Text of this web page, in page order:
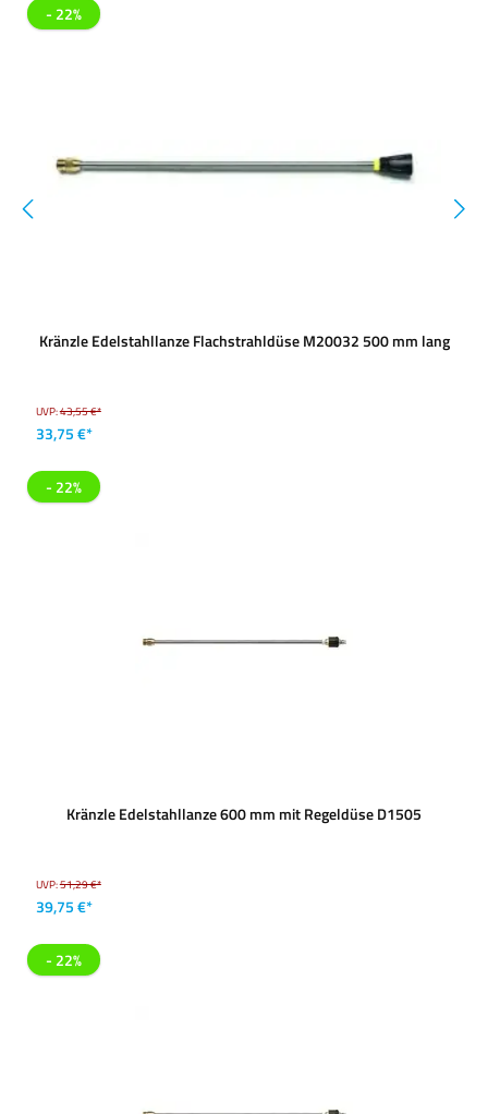
- 22%
Kränzle Edelstahllanze Flachstrahldüse M20032 500 mm lang
UVP:43,55 €*
33,75 €*
- 22%
Kränzle Edelstahllanze 600 mm mit Regeldüse D1505
UVP:51,29 €*
39,75 €*
- 22%